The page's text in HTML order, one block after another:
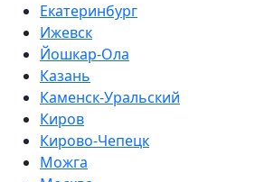
Екатеринбург
Ижевск
Йошкар-Ола
Казань
Каменск-Уральский
Киров
Кирово-Чепецк
Можга